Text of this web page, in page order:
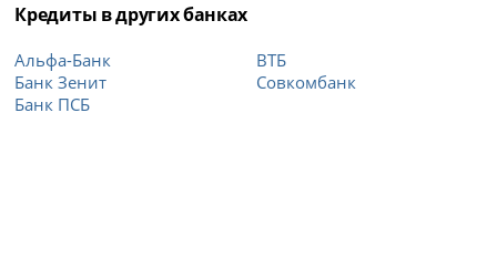
Кредиты в других банках
Альфа-Банк
Банк Зенит
Банк ПСБ
ВТБ
Совкомбанк